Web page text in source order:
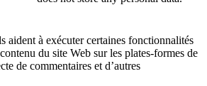
aident à exécuter certaines fonctionnalités
du site Web sur les plates-formes de
de commentaires et d’autres